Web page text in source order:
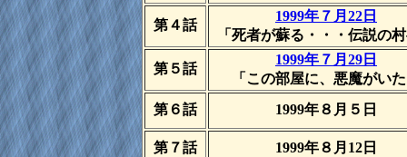
第４話
1999年７月22日
「死者が蘇る・・・伝説の
第５話
1999年７月29日
「この部屋に、悪魔がい
第６話
1999年８月５日
第７話 1999年８月12日